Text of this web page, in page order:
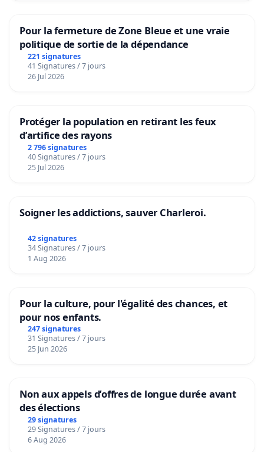
Pour la fermeture de Zone Bleue et une vraie
politique de sortie de la dépendance
221 signatures
41 Signatures / 7 jours
26 Jul 2026
Protéger la population en retirant les feux
d’artifice des rayons
2 796 signatures
40 Signatures / 7 jours
25 Jul 2026
Soigner les addictions, sauver Charleroi.
42 signatures
34 Signatures / 7 jours
1 Aug 2026
Pour la culture, pour l'égalité des chances, et
pour nos enfants.
247 signatures
31 Signatures / 7 jours
25 Jun 2026
Non aux appels d’offres de longue durée avant
des élections
29 signatures
29 Signatures / 7 jours
6 Aug 2026